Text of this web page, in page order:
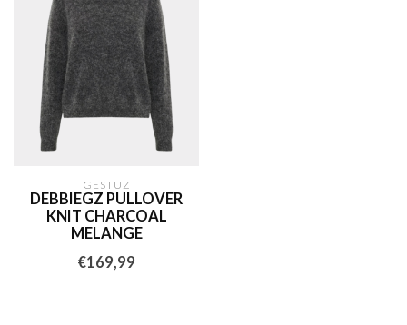
GESTUZ
DEBBIEGZ PULLOVER
KNIT CHARCOAL
MELANGE
€169,99